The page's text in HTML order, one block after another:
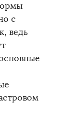
с
ведь